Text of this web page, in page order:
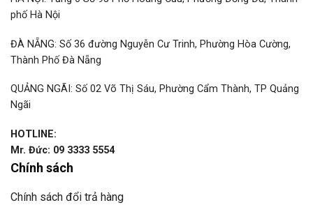
phố Hà Nội
ĐÀ NẴNG: Số 36 đường Nguyễn Cư Trinh, Phường Hòa Cường,
Thành Phố Đà Nẵng
QUẢNG NGÃI: Số 02 Võ Thị Sáu, Phường Cẩm Thành, TP Quảng
Ngãi
HOTLINE:
Mr. Đức: 09 3333 5554
Chính sách
Chính sách đổi trả hàng